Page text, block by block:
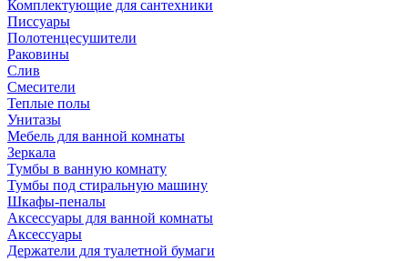
Комплектующие для сантехники
Писсуары
Полотенцесушители
Раковины
Слив
Смесители
Теплые полы
Унитазы
Мебель для ванной комнаты
Зеркала
Тумбы в ванную комнату
Тумбы под стиральную машину
Шкафы-пеналы
Аксессуары для ванной комнаты
Аксессуары
Держатели для туалетной бумаги